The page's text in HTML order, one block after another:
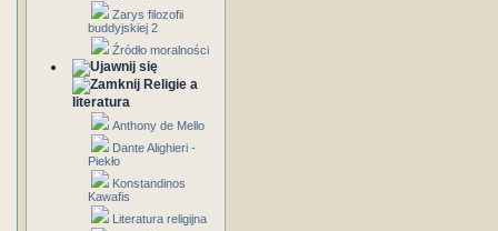
Zarys filozofii
buddyjskiej 2
Źródło moralności
Religie a
literatura
Anthony de Mello
Dante Alighieri -
Piekło
Konstandinos
Kawafis
Literatura religijna